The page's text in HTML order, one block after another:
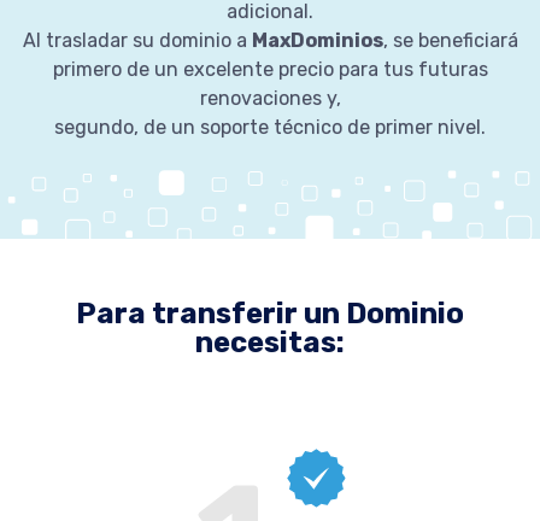
adicional.
Al trasladar su dominio a MaxDominios, se beneficiará
primero de un excelente precio para tus futuras
renovaciones y,
segundo, de un soporte técnico de primer nivel.
Para transferir un Dominio
necesitas: